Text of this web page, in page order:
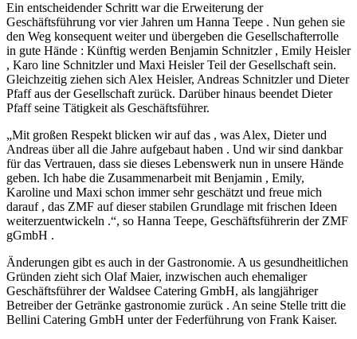
Ein entscheidender Schritt war die Erweiterung der
Geschäftsführung vor vier Jahren um Hanna Teepe . Nun gehen sie
den Weg konsequent weiter und übergeben die Gesellschafterrolle
in gute Hände : Künftig werden Benjamin Schnitzler , Emily Heisler
, Karo line Schnitzler und Maxi Heisler Teil der Gesellschaft sein.
Gleichzeitig ziehen sich Alex Heisler, Andreas Schnitzler und Dieter
Pfaff aus der Gesellschaft zurück. Darüber hinaus beendet Dieter
Pfaff seine Tätigkeit als Geschäftsführer.
„Mit großen Respekt blicken wir auf das , was Alex, Dieter und
Andreas über all die Jahre aufgebaut haben . Und wir sind dankbar
für das Vertrauen, dass sie dieses Lebenswerk nun in unsere Hände
geben. Ich habe die Zusammenarbeit mit Benjamin , Emily,
Karoline und Maxi schon immer sehr geschätzt und freue mich
darauf , das ZMF auf dieser stabilen Grundlage mit frischen Ideen
weiterzuentwickeln .“, so Hanna Teepe, Geschäftsführerin der ZMF
gGmbH .
Änderungen gibt es auch in der Gastronomie. A us gesundheitlichen
Gründen zieht sich Olaf Maier, inzwischen auch ehemaliger
Geschäftsführer der Waldsee Catering GmbH, als langjähriger
Betreiber der Getränke gastronomie zurück . An seine Stelle tritt die
Bellini Catering GmbH unter der Federführung von Frank Kaiser.